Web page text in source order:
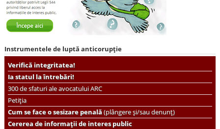
Instrumentele de luptă anticorupție
Verifică integritatea!
Ia statul la întrebări!
300 de sfaturi ale avocatului ARC
Petiția
Cum se face o sesizare penală(plângere și/sau denunț)
Cererea de informații de interes public